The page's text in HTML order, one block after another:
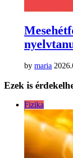
by maria
Ezek is
Fizika